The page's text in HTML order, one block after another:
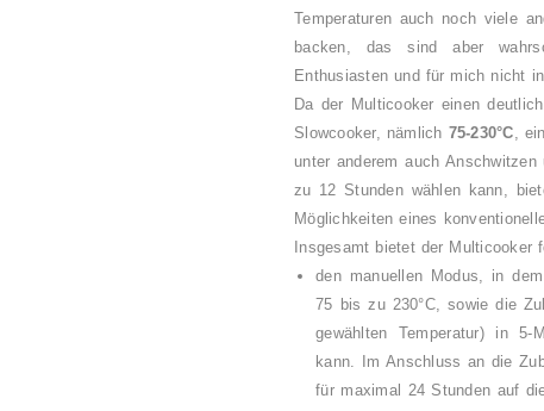
Temperaturen auch noch viele
backen, das sind aber
Enthusiasten und für mich nicht
Da der Multicooker einen
Slowcooker, nämlich 75-230°C,
unter anderem auch
zu 12 Stunden wählen kann,
Möglichkeiten eines
Insgesamt bietet der Multicooker
den manuellen Modus, in
75 bis zu 230°C, sowie die
gewählten Temperatur) in
kann. Im Anschluss an die
für maximal 24 Stunden auf